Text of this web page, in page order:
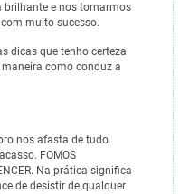
brilhante e nos tornarmos
muito sucesso.
dicas que tenho certeza
como conduz a
nos afasta de tudo
FOMOS
Na prática significa
de desistir de qualquer